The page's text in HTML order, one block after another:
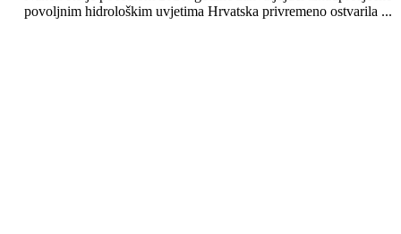
povoljnim hidrološkim uvjetima Hrvatska privremeno ostvarila ...